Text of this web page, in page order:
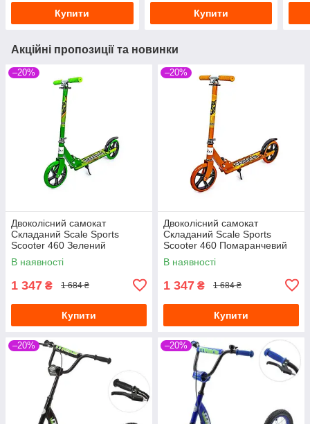
Купити Купити
Акційні пропозиції та новинки
–20%
Двоколісний самокат
Складаний Scale Sports
Scooter 460 Зелений
В наявності
1 347 ₴ 1 684 ₴
Купити
–20%
Двоколісний самокат
Складаний Scale Sports
Scooter 460 Помаранчевий
В наявності
1 347 ₴ 1 684 ₴
Купити
–20% –20%